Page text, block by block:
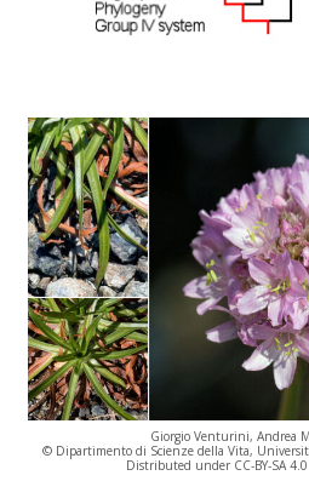
Giorgio Venturini, Andrea
© Dipartimento di Scienze della Vita,
Distributed under CC-BY-SA